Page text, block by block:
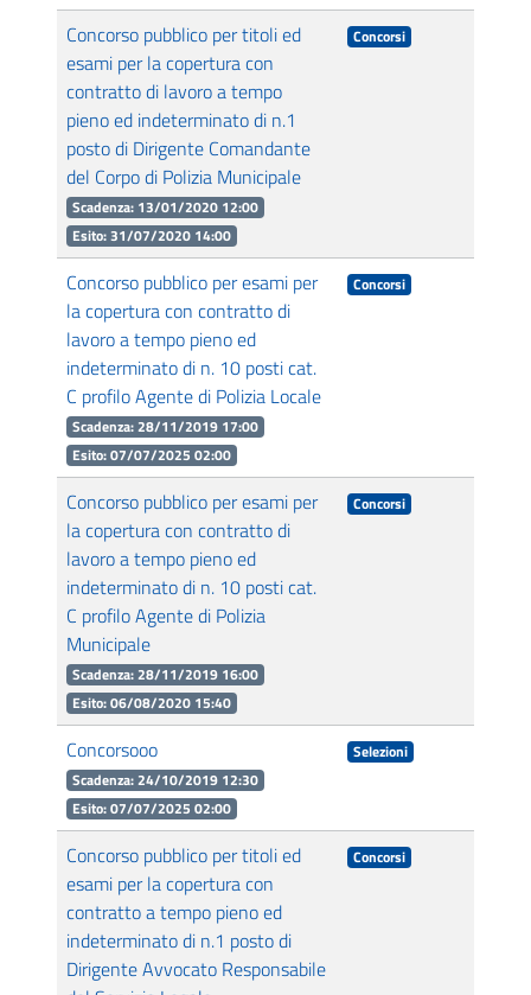
Concorso pubblico per titoli ed
esami per la copertura con
contratto di lavoro a tempo
pieno ed indeterminato di n.1
posto di Dirigente Comandante
del Corpo di Polizia Municipale
Scadenza: 13/01/2020 12:00
Esito: 31/07/2020 14:00
Concorsi
Concorso pubblico per esami per
la copertura con contratto di
lavoro a tempo pieno ed
indeterminato di n. 10 posti cat.
C profilo Agente di Polizia Locale
Scadenza: 28/11/2019 17:00
Esito: 07/07/2025 02:00
Concorsi
Concorso pubblico per esami per
la copertura con contratto di
lavoro a tempo pieno ed
indeterminato di n. 10 posti cat.
C profilo Agente di Polizia
Municipale
Scadenza: 28/11/2019 16:00
Esito: 06/08/2020 15:40
Concorsi
Concorsooo
Scadenza: 24/10/2019 12:30
Esito: 07/07/2025 02:00
Selezioni
Concorso pubblico per titoli ed
esami per la copertura con
contratto a tempo pieno ed
indeterminato di n.1 posto di
Dirigente Avvocato Responsabile
Concorsi